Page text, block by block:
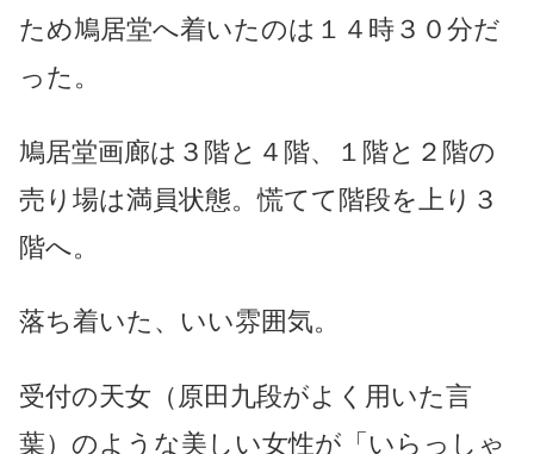
ため鳩居堂へ着いたのは１４時３０分だ
った。
鳩居堂画廊は３階と４階、１階と２階の
売り場は満員状態。慌てて階段を上り３
階へ。
落ち着いた、いい雰囲気。
受付の天女（原田九段がよく用いた言
葉）のような美しい女性が「いらっしゃ